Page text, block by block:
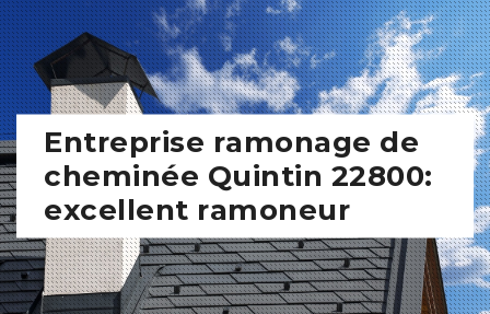
Entreprise ramonage de
cheminée Quintin 22800:
excellent ramoneur